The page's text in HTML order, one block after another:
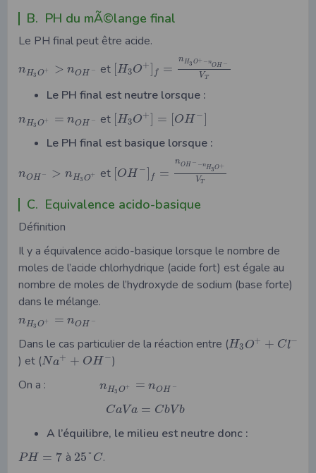
B. PH du mÃ©lange final
Le PH final peut être acide.
nH3 O+ > nOH − et [H3O+] f =
nH3 O+ −n
OH −
VT
Le PH final est neutre lorsque :
nH3 O+ = nOH − et [H3O+] = [OH −]
Le PH final est basique lorsque :
nOH − > nH3 O+ et OH −
f =
nOH − −n
H3O+
VT
C. Equivalence acido-basique
Définition
Il y a équivalence acido-basique lorsque le nombre de
moles de l’acide chlorhydrique (acide fort) est égale au
nombre de moles de l’hydroxyde de sodium (base forte)
dans le mélange.
nH3 O+ = nOH −
Dans le cas particulier de la réaction entre (H3 O+ + Cl−
) et (Na+ + OH −)
On a :
nH3 O+ = nOH −
CaVa = CbV b
A l’équilibre, le milieu est neutre donc :
PH = 7 à 25° C.